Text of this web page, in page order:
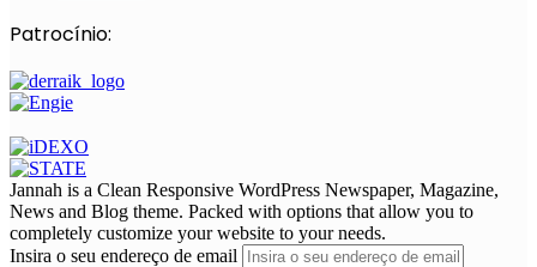
Patrocínio:
Jannah is a Clean Responsive WordPress Newspaper, Magazine,
News and Blog theme. Packed with options that allow you to
completely customize your website to your needs.
Insira o seu endereço de email